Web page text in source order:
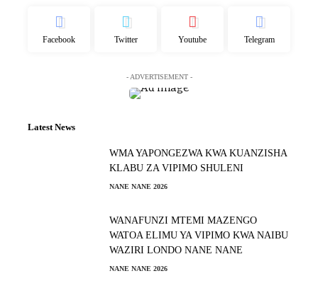
Facebook Twitter Youtube Telegram
- ADVERTISEMENT -
Latest News
WMA YAPONGEZWA KWA KUANZISHA
KLABU ZA VIPIMO SHULENI
NANE NANE 2026
WANAFUNZI MTEMI MAZENGO
WATOA ELIMU YA VIPIMO KWA NAIBU
WAZIRI LONDO NANE NANE
NANE NANE 2026